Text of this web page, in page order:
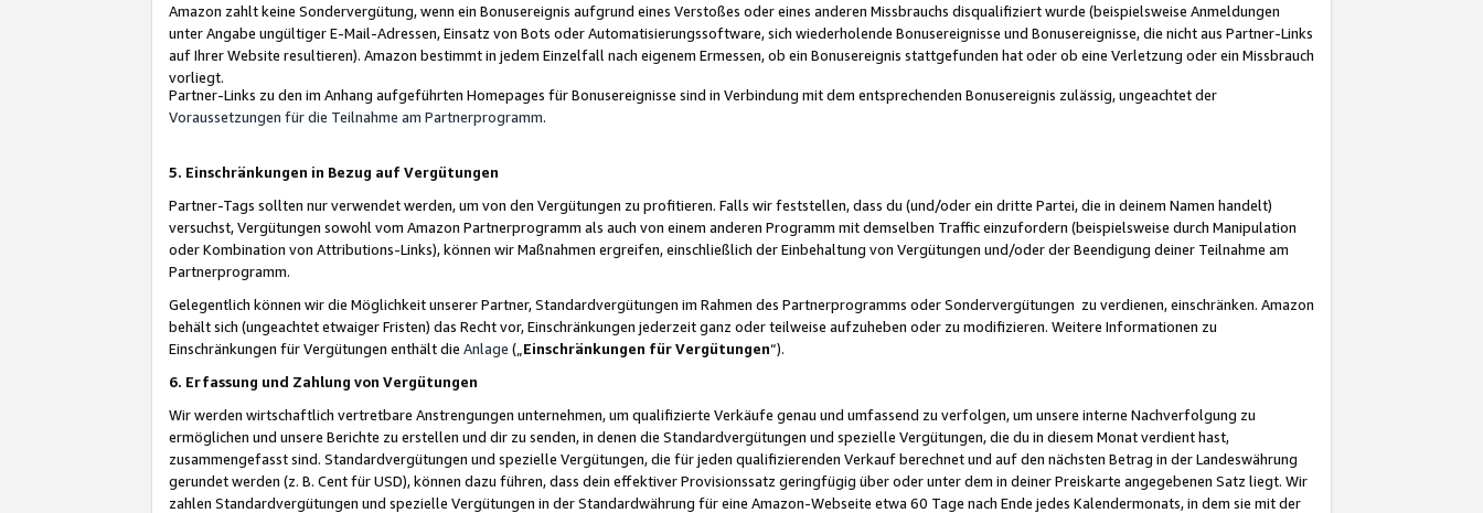
Amazon zahlt keine Sondervergütung, wenn ein Bonusereignis aufgrund eines Verstoßes oder eines anderen Missbrauchs disqualifiziert wurde (beispielsweise Anmeldungen
unter Angabe ungültiger E-Mail-Adressen, Einsatz von Bots oder Automatisierungssoftware, sich wiederholende Bonusereignisse und Bonusereignisse, die nicht aus Partner-Links
auf Ihrer Website resultieren). Amazon bestimmt in jedem Einzelfall nach eigenem Ermessen, ob ein Bonusereignis stattgefunden hat oder ob eine Verletzung oder ein Missbrauch
vorliegt.
Partner-Links zu den im Anhang aufgeführten Homepages für Bonusereignisse sind in Verbindung mit dem entsprechenden Bonusereignis zulässig, ungeachtet der
Voraussetzungen für die Teilnahme am Partnerprogramm.
5. Einschränkungen in Bezug auf Vergütungen
Partner-Tags sollten nur verwendet werden, um von den Vergütungen zu profitieren. Falls wir feststellen, dass du (und/oder ein dritte Partei, die in deinem Namen handelt)
versuchst, Vergütungen sowohl vom Amazon Partnerprogramm als auch von einem anderen Programm mit demselben Traffic einzufordern (beispielsweise durch Manipulation
oder Kombination von Attributions-Links), können wir Maßnahmen ergreifen, einschließlich der Einbehaltung von Vergütungen und/oder der Beendigung deiner Teilnahme am
Partnerprogramm.
Gelegentlich können wir die Möglichkeit unserer Partner, Standardvergütungen im Rahmen des Partnerprogramms oder Sondervergütungen zu verdienen, einschränken. Amazon
behält sich (ungeachtet etwaiger Fristen) das Recht vor, Einschränkungen jederzeit ganz oder teilweise aufzuheben oder zu modifizieren. Weitere Informationen zu
Einschränkungen für Vergütungen enthält die Anlage („ Einschränkungen für Vergütungen“).
6. Erfassung und Zahlung von Vergütungen
Wir werden wirtschaftlich vertretbare Anstrengungen unternehmen, um qualifizierte Verkäufe genau und umfassend zu verfolgen, um unsere interne Nachverfolgung zu
ermöglichen und unsere Berichte zu erstellen und dir zu senden, in denen die Standardvergütungen und spezielle Vergütungen, die du in diesem Monat verdient hast,
zusammengefasst sind. Standardvergütungen und spezielle Vergütungen, die für jeden qualifizierenden Verkauf berechnet und auf den nächsten Betrag in der Landeswährung
gerundet werden (z. B. Cent für USD), können dazu führen, dass dein effektiver Provisionssatz geringfügig über oder unter dem in deiner Preiskarte angegebenen Satz liegt. Wir
zahlen Standardvergütungen und spezielle Vergütungen in der Standardwährung für eine Amazon-Webseite etwa 60 Tage nach Ende jedes Kalendermonats, in dem sie mit der